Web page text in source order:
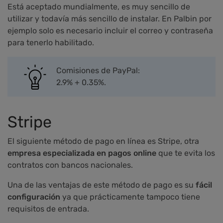
Está aceptado mundialmente, es muy sencillo de
utilizar y todavía más sencillo de instalar. En Palbin por
ejemplo solo es necesario incluir el correo y contraseña
para tenerlo habilitado.
Comisiones de PayPal:
2.9% + 0.35%.
Stripe
El siguiente método de pago en línea es Stripe, otra
empresa especializada en pagos online que te evita los
contratos con bancos nacionales.
Una de las ventajas de este método de pago es su fácil
configuración ya que prácticamente tampoco tiene
requisitos de entrada.